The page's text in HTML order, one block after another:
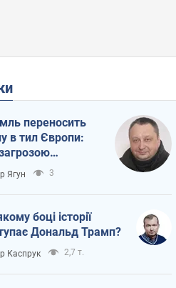
переносить
в тил Європи:
логістика
Ягун 3
боці історії
Дональд Трамп?
Каспрук 2,7 т.